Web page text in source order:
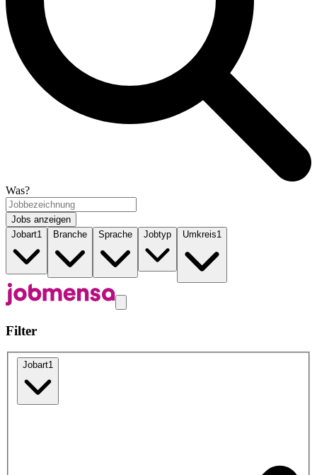
Was?
Jobs anzeigen
Jobart1 Branche Sprache Jobtyp Umkreis1
Filter
Jobart1